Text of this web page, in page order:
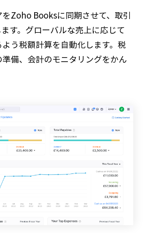
Zoho Booksに同期させて、取引
す。グローバルな売上に応じて
う税額計算を自動化します。税
備、会計のモニタリングをかん